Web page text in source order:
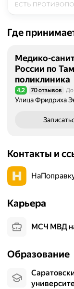
Где
Медико-
России по
поликлиника
Рейтинг 4,2 из 5
4,2 70 отзывов До
Улица Фридриха
Контакты и
Карьера
МСЧ МВД
Образование
Саратовский государственный медицинский